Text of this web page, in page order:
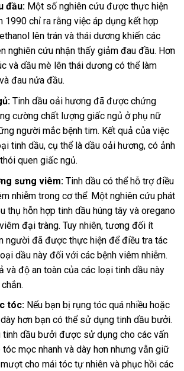
đầu:Một số nghiên cứu được thực hiện
1990 chỉ ra rằng việc áp dụng kết hợp
lên trán và thái dương khiến các
nghiên cứu nhận thấy giảm đau đầu. Hơn
và dầu mè lên thái dương có thể làm
đau nửa đầu.
Tinh dầu oải hương đã được chứng
cường chất lượng giấc ngủ ở phụ nữ
người mắc bệnh tim. Kết quả của việc
tinh dầu, cụ thể là dầu oải hương, có ảnh
quen giấc ngủ.
sưng viêm:Tinh dầu có thể hỗ trợ điều
nhiễm trong cơ thể. Một nghiên cứu phát
thụ hỗn hợp tinh dầu húng tây và oregano
đại tràng. Tuy nhiên, tương đối ít
người đã được thực hiện để điều tra tác
dầu này đối với các bệnh viêm nhiễm.
và độ an toàn của các loại tinh dầu này
tóc:Nếu bạn bị rụng tóc quá nhiều hoặc
hơn bạn có thể sử dụng tinh dầu bưởi.
dầu bưởi được sử dụng cho các vấn
mọc nhanh và dày hơn nhưng vẫn giữ
cho mái tóc tự nhiên và phục hồi các